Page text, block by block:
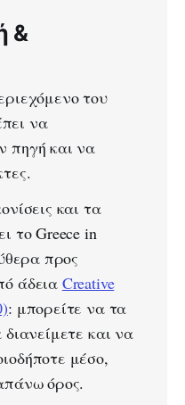
&
του
να
πηγή και να
και τα
το Greece in
προς
άδεια Creative
: μπορείτε να τα
και να
μέσο,
όρος.